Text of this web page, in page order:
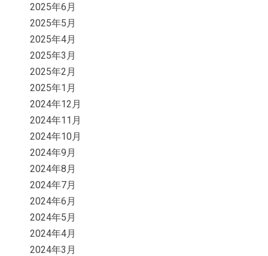
2025年6月
2025年5月
2025年4月
2025年3月
2025年2月
2025年1月
2024年12月
2024年11月
2024年10月
2024年9月
2024年8月
2024年7月
2024年6月
2024年5月
2024年4月
2024年3月